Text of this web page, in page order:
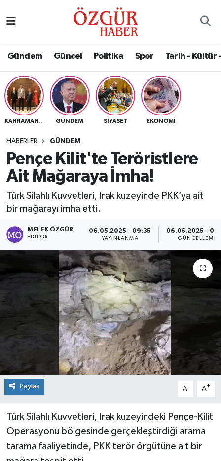
Gündem Güncel Politika Spor Tarih - Kültür
GÜNDEM SIYASET EKONOMI
HABERLER GÜNDEM
Pençe Kilit'te Teröristlere
Ait Mağaraya İmha!
Türk Silahlı Kuvvetleri, Irak kuzeyinde PKK’ya ait
bir mağarayı imha etti.
MELEK ÖZGÜR
EDITÖR
06.05.2025 - 09:35
YAYINLANMA
06.05.2025 -
GÜNCELLEME
Paylaş A- A+
Türk Silahlı Kuvvetleri, Irak kuzeyindeki Pençe-Kilit
Operasyonu bölgesinde gerçekleştirdiği arama
tarama faaliyetinde, PKK terör örgütüne ait bir
Eğitim
Ekonomi
Güncel
Gündem
Politika
Sağlık
Tarih - Kültür - Sanat - Turizm
Nöbetçi Eczaneler
Namaz Vakitleri
Trafik Durumu
Süper Lig Puan Durumu ve Fikstür
Tüm Manşetler
Haber Arşivi